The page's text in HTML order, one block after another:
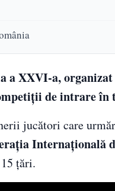
a XXVI-a,
de intrare în
jucători care
Internațională
țări.